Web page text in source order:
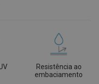
Resistência ao
embaciamento